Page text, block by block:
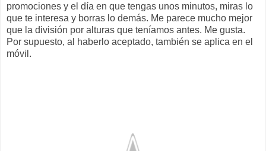
promociones y el día en que tengas unos minutos, miras lo
que te interesa y borras lo demás. Me parece mucho mejor
que la división por alturas que teníamos antes. Me gusta.
Por supuesto, al haberlo aceptado, también se aplica en el
móvil.